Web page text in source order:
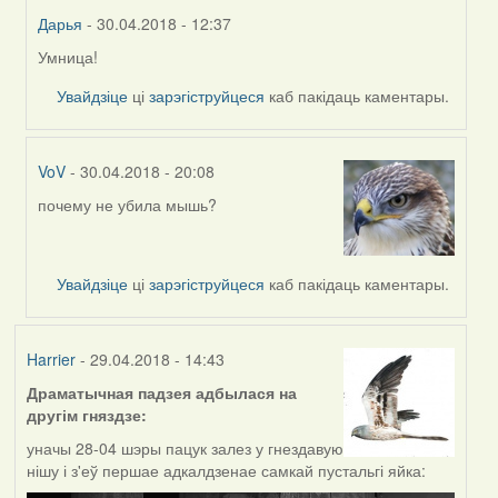
Дарья - 30.04.2018 - 12:37
In
reply
by
Умница!
Увайдзіце цізарэгіструйцеся каб пакідаць каментары.
VoV - 30.04.2018 - 20:08
In
почему не убила мышь?
Увайдзіце цізарэгіструйцеся каб пакідаць каментары.
Harrier- 29.04.2018 - 14:43
Драматычная падзея адбылася на
другім гняздзе:
уначы 28-04 шэры пацук залез у гнездавую
нішу і з'еў першае адкалдзенае самкай пустальгі яйка: